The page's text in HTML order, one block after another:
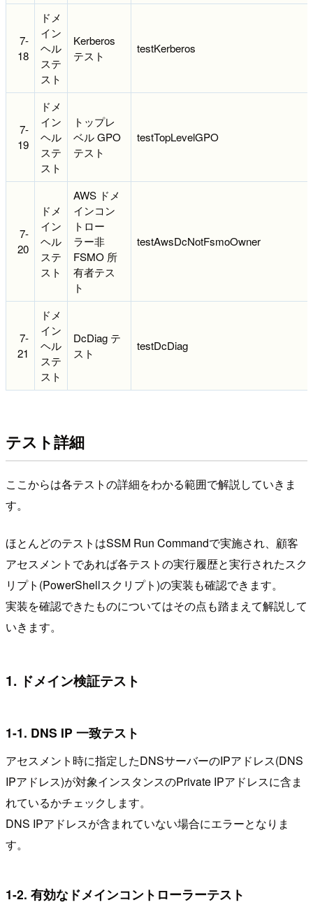
7-
18
ドメ
イン
ヘル
ステ
スト
Kerberos
テスト
testKerberos
7-
19
ドメ
イン
ヘル
ステ
スト
トップレ
ベル GPO
テスト
testTopLevelGPO
7-
20
ドメ
イン
ヘル
ステ
スト
AWS ドメ
インコン
トロー
ラー非
FSMO 所
有者テス
ト
testAwsDcNotFsmoOwner
7-
21
ドメ
イン
ヘル
ステ
スト
DcDiag テ
スト
testDcDiag
テスト詳細
ここからは各テストの詳細をわかる範囲で解説していきま
す。
ほとんどのテストはSSM Run Commandで実施され、顧客
アセスメントであれば各テストの実行履歴と実行されたスク
リプト(PowerShellスクリプト)の実装も確認できます。
実装を確認できたものについてはその点も踏まえて解説して
いきます。
1. ドメイン検証テスト
1-1. DNS IP 一致テスト
アセスメント時に指定したDNSサーバーのIPアドレス(DNS
IPアドレス)が対象インスタンスのPrivate IPアドレスに含ま
れているかチェックします。
DNS IPアドレスが含まれていない場合にエラーとなりま
す。
1-2. 有効なドメインコントローラーテスト